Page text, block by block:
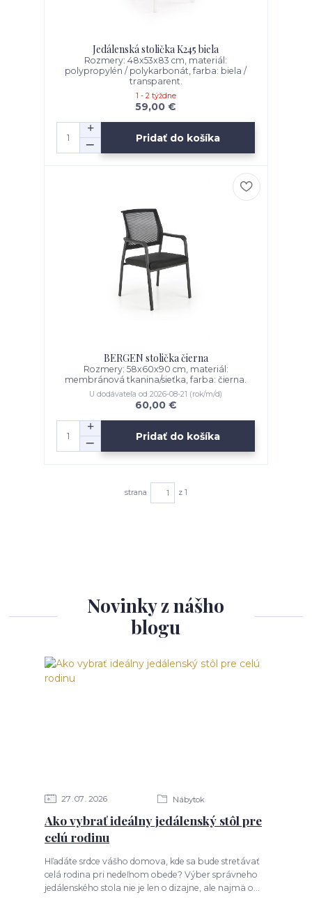
Jedálenská stolička K245 biela
Rozmery: 48x53x83 cm, materiál:
polypropylén / polykarbonát, farba: biela /
transparent.
59,00 €
1 - 2 týždne
Pridať do košíka
BERGEN stolička čierna
Rozmery: 58x60x90 cm, materiál:
membránová tkanina/sieťka, farba: čierna.
60,00 €
U dodávateľa od 2026-08-21 (rok/m/d)
Pridať do košíka
strana z 1
Novinky z nášho
blogu
27 07 2026 Nábytok
Ako vybrať ideálny jedálenský stôl pre
celú rodinu
Hľadáte srdce vášho domova, kde sa bude stretávať
celá rodina pri nedeľnom obede? Výber správneho
jedálenského stola nie je len o dizajne, ale najmä o...